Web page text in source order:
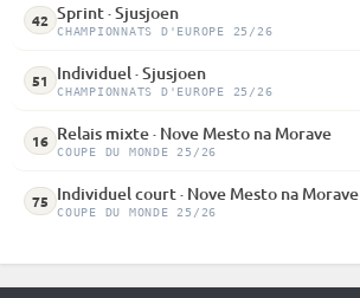
42 Sprint · Sjusjoen
CHAMPIONNATS D'EUROPE 25/26
51 Individuel · Sjusjoen
CHAMPIONNATS D'EUROPE 25/26
16 Relais mixte · Nove Mesto na Morave
COUPE DU MONDE 25/26
75 Individuel court · Nove Mesto na Morave
COUPE DU MONDE 25/26